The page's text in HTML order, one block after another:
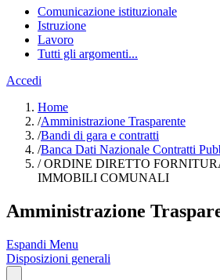
Comunicazione istituzionale
Istruzione
Lavoro
Tutti gli argomenti...
Accedi
Home
/Amministrazione Trasparente
/Bandi di gara e contratti
/Banca Dati Nazionale Contratti
/ORDINE DIRETTO
IMMOBILI COMUNALI
Amministrazione
Espandi Menu
Disposizioni generali